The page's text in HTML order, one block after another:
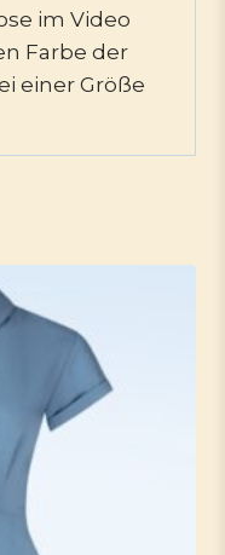
im Video
Farbe der
einer Größe